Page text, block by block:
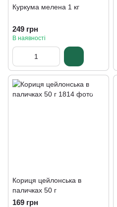
Куркума мелена 1 кг
249 грн
В наявності
Кориця цейлонська в
паличках 50 г
169 грн